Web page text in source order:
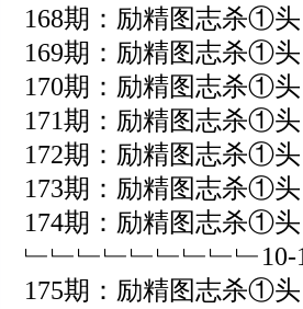
168期：励精图志杀①
169期：励精图志杀①
170期：励精图志杀①
171期：励精图志杀①
172期：励精图志杀①
173期：励精图志杀①
174期：励精图志杀①
175期：励精图志杀①